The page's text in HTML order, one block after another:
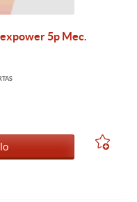
5p Mec.